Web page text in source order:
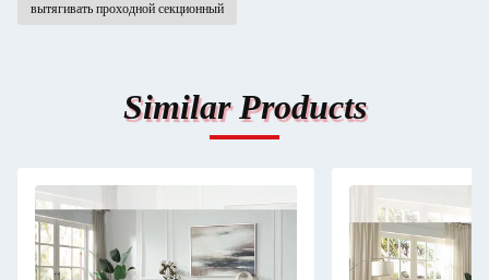
вытягивать проходной секционный
Similar Products